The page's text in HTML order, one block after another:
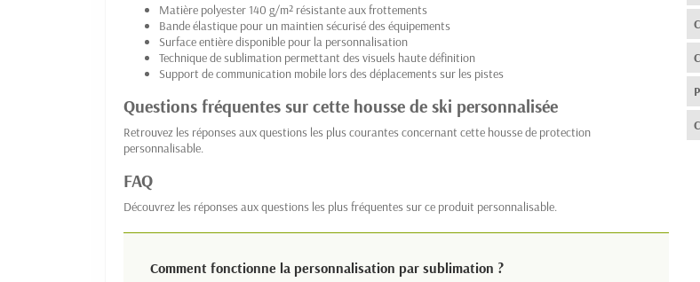
Matière polyester 140 g/m² résistante aux frottements
Bande élastique pour un maintien sécurisé des équipements
Surface entière disponible pour la personnalisation
Technique de sublimation permettant des visuels haute définition
Support de communication mobile lors des déplacements sur les pistes
Questions fréquentes sur cette housse de ski personnalisée
Retrouvez les réponses aux questions les plus courantes concernant cette housse de protection
personnalisable.
FAQ
Découvrez les réponses aux questions les plus fréquentes sur ce produit personnalisable.
Comment fonctionne la personnalisation par sublimation ?